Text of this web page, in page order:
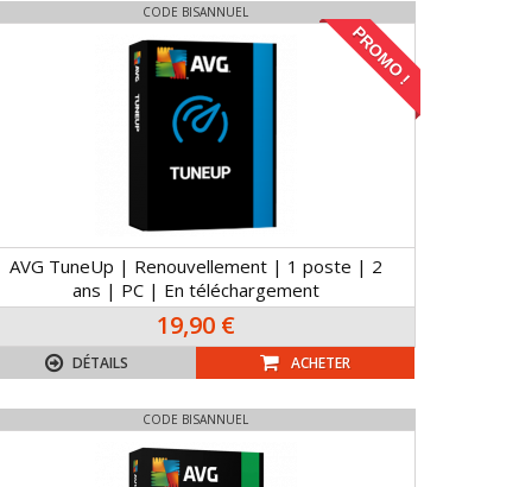
CODE BISANNUEL
PROMO !
AVG TuneUp | Renouvellement | 1 poste | 2
ans | PC | En téléchargement
19,90 €
DÉTAILS ACHETER
CODE BISANNUEL